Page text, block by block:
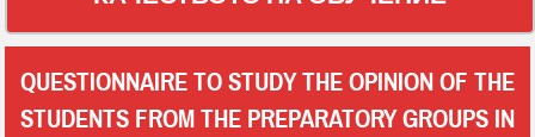
QUESTIONNAIRE TO STUDY THE OPINION OF THE
STUDENTS FROM THE PREPARATORY GROUPS IN